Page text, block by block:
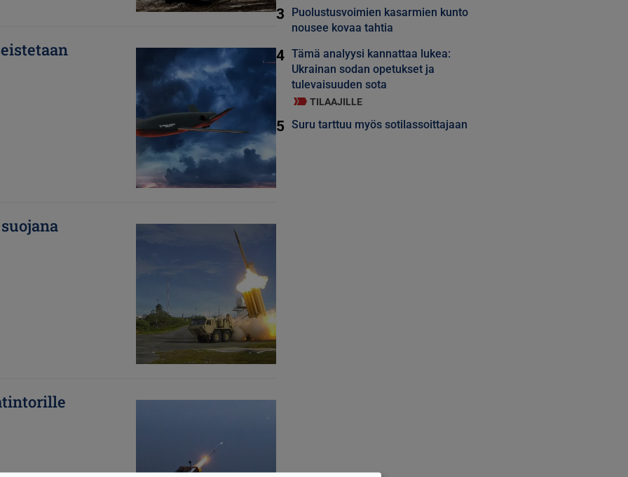
Kuva
Kuva
Kuva
3
Puolustusvoimien kasarmien kunto
nousee kovaa tahtia
4 Tämä analyysi kannattaa lukea:
Ukrainan sodan opetukset ja
tulevaisuuden sota
TILAAJILLE
5 Suru tarttuu myös sotilassoittajaan